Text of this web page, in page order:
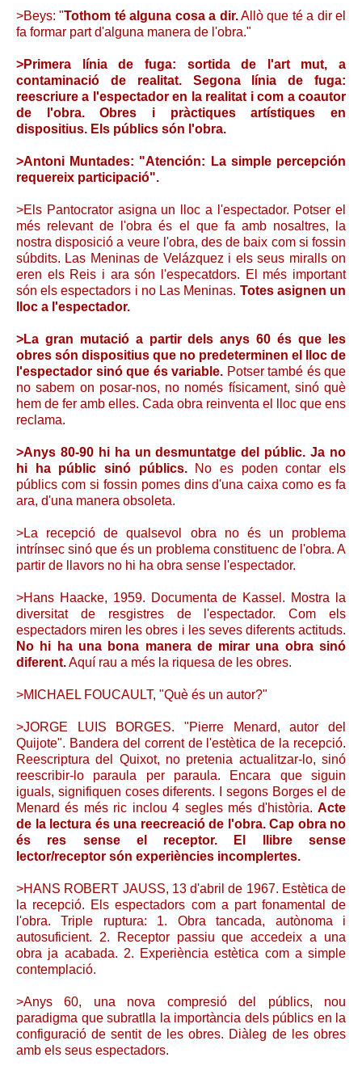
>Beys: "Tothom té alguna cosa a dir.Allò que té a dir el
fa formar part d'alguna manera de l'obra."
>Primera línia de fuga: sortida de l'art mut, a
contaminació de realitat. Segona línia de fuga:
reescriure a l'espectador en la realitat i com a coautor
de l'obra. Obres i pràctiques artístiques en
dispositius. Els públics són l'obra.
>Antoni Muntades: "Atención: La simple percepción
requereix participació".
>Els Pantocrator asigna un lloc a l'espectador. Potser el
més relevant de l'obra és el que fa amb nosaltres, la
nostra disposició a veure l'obra, des de baix com si fossin
súbdits. Las Meninas de Velázquez i els seus miralls on
eren els Reis i ara són l'especatdors. El més important
són els espectadors i no Las Meninas. Totes asignen un
lloc a l'espectador.
>La gran mutació a partir dels anys 60 és que les
obres són dispositius que no predeterminen el lloc de
l'espectador sinó que és variable. Potser també és que
no sabem on posar-nos, no només físicament, sinó què
hem de fer amb elles. Cada obra reinventa el lloc que ens
reclama.
>Anys 80-90 hi ha un desmuntatge del públic. Ja no
hi ha públic sinó públics.No es poden contar els
públics com si fossin pomes dins d'una caixa como es fa
ara, d'una manera obsoleta.
>La recepció de qualsevol obra no és un problema
intrínsec sinó que és un problema constituenc de l'obra. A
partir de llavors no hi ha obra sense l'espectador.
>Hans Haacke, 1959. Documenta de Kassel. Mostra la
diversitat de resgistres de l'espectador. Com els
espectadors miren les obres i les seves diferents actituds.
No hi ha una bona manera de mirar una obra sinó
diferent.Aquí rau a més la riquesa de les obres.
>MICHAEL FOUCAULT, "Què és un autor?"
>JORGE LUIS BORGES. "Pierre Menard, autor del
Quijote". Bandera del corrent de l'estètica de la recepció.
Reescriptura del Quixot, no pretenia actualitzar-lo, sinó
reescribir-lo paraula per paraula. Encara que siguin
iguals, signifiquen coses diferents. I segons Borges el de
Menard és més ric inclou 4 segles més d'història. Acte
de la lectura és una reecreació de l'obra. Cap obra no
és res sense el receptor. El llibre sense
lector/receptor són experiències incomplertes.
>HANS ROBERT JAUSS, 13 d'abril de 1967. Estètica de
la recepció. Els espectadors com a part fonamental de
l'obra. Triple ruptura: 1. Obra tancada, autònoma i
autosuficient. 2. Receptor passiu que accedeix a una
obra ja acabada. 2. Experiència estètica com a simple
contemplació.
>Anys 60, una nova compresió del públics, nou
paradigma que subratlla la importància dels públics en la
configuració de sentit de les obres. Diàleg de les obres
amb els seus espectadors.